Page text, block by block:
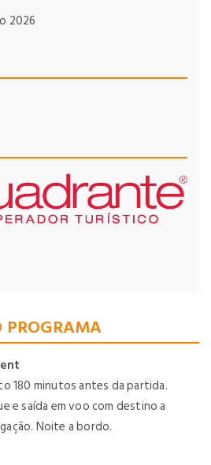
2026
PROGRAMA
180 minutos antes da partida.
e saída em voo com destino a
Noite a bordo.